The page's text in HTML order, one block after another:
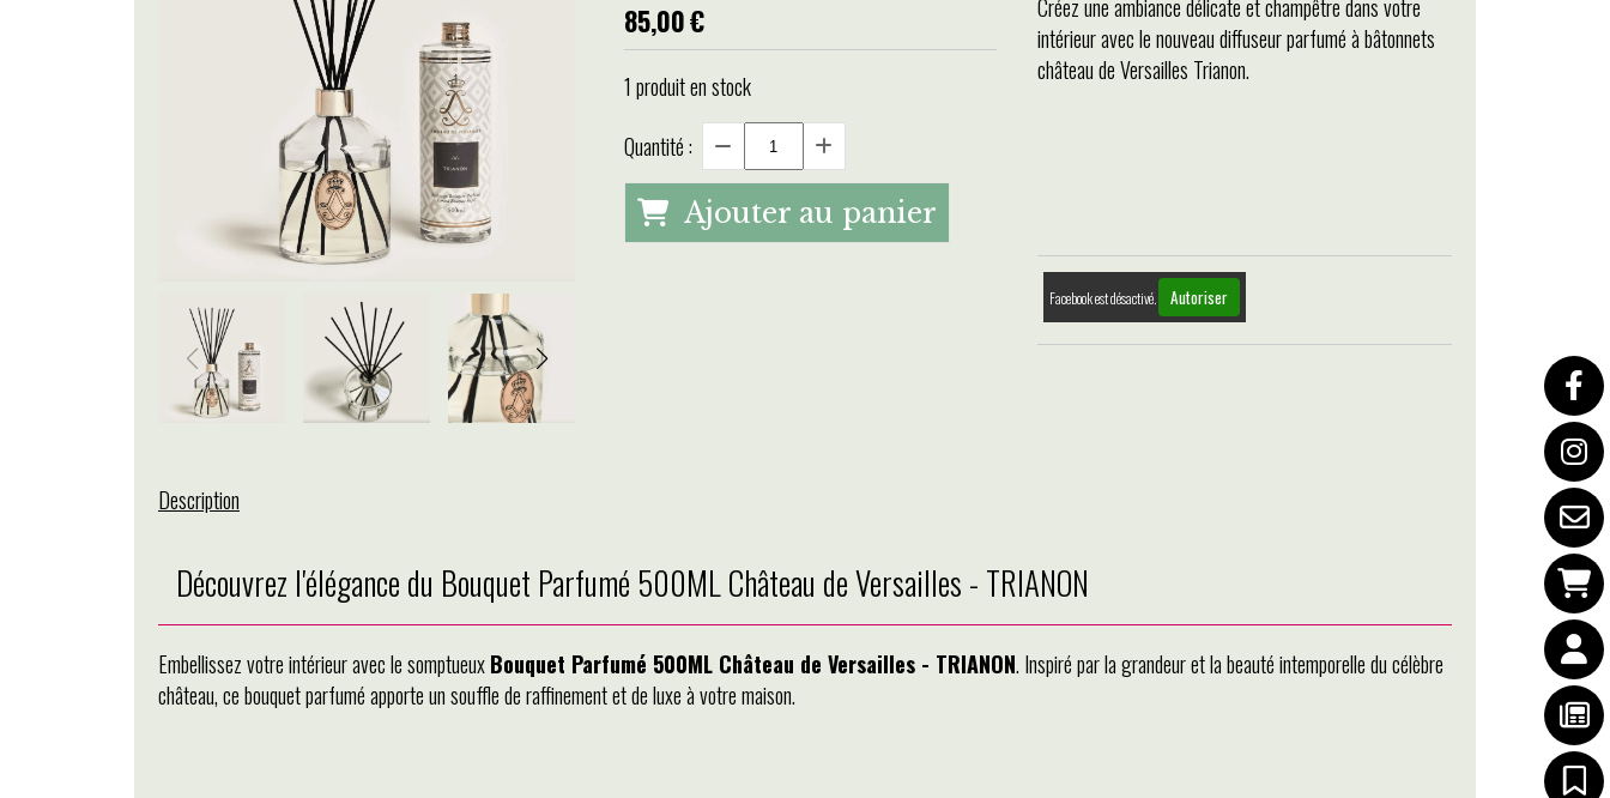
85,00€
1 produit en stock
Quantité :
Ajouter au panier
Créez une ambiance délicate et champêtre dans votre
intérieur avec le nouveau diffuseur parfumé à bâtonnets
château de Versailles Trianon.
Facebook est désactivé. Autoriser
Description
Découvrez l'élégance du Bouquet Parfumé 500ML Château de Versailles - TRIANON
Embellissez votre intérieur avec le somptueuxBouquet Parfumé 500ML Château de Versailles - TRIANON. Inspiré par la grandeur et la beauté intemporelle du célèbre
château, ce bouquet parfumé apporte un souffle de raffinement et de luxe à votre maison.